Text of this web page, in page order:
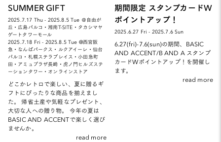
SUMMER GIFT
2025.7.17 Thu - 2025.8.5 Tue ＠自由が
丘・広島パルコ・湘南T-SITE・タカシマヤ
ゲートタワーモール
2025.7.18 Fri - 2025.8.5 Tue @西宮阪
急・なんばパークス・ルクアイーレ・仙台
パルコ・札幌ステラプレイス・小田急町
田・アミュプラザ長崎・虎ノ門ヒルズステ
ーションタワー・オンラインストア
どこかレトロで楽しい、夏に贈るギ
フトにぴったりな商品を揃えまし
た。 帰省土産や気軽なプレゼント、
大切な人への贈り物。 今年の夏は
BASIC AND ACCENTで楽しく選び
ませんか。
read more
期間限定 スタンプカードW
ポイントアップ！
2025.6.27 Fri - 2025.7.6 Sun
6.27(fri)-7.6(sun)の期間、BASIC
AND ACCENT/B AND A スタンプ
カードWポイントアップ！を開催し
ます。
read more